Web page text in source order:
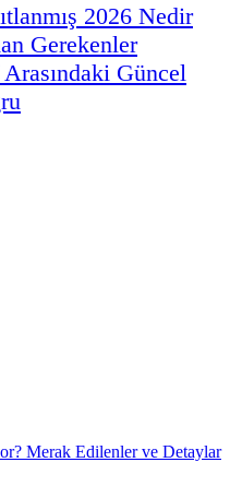
2026 Nedir
Gerekenler
Arasındaki Güncel